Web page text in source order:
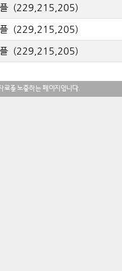
(229 215 205)
(229 215 205)
(229 215 205)
료를 노출하는 페이지입니다.